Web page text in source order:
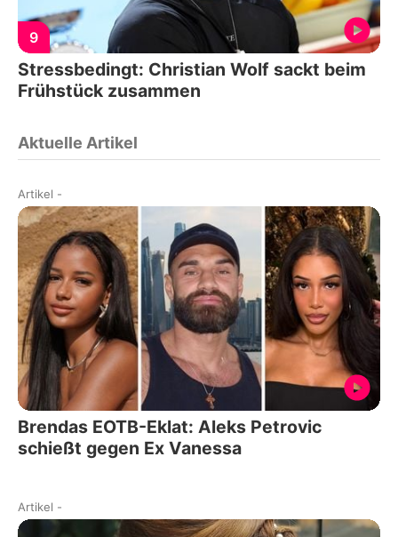
9
Stressbedingt: Christian Wolf sackt beim
Frühstück zusammen
Aktuelle Artikel
Artikel -
Brendas EOTB-Eklat: Aleks Petrovic
schießt gegen Ex Vanessa
Artikel -